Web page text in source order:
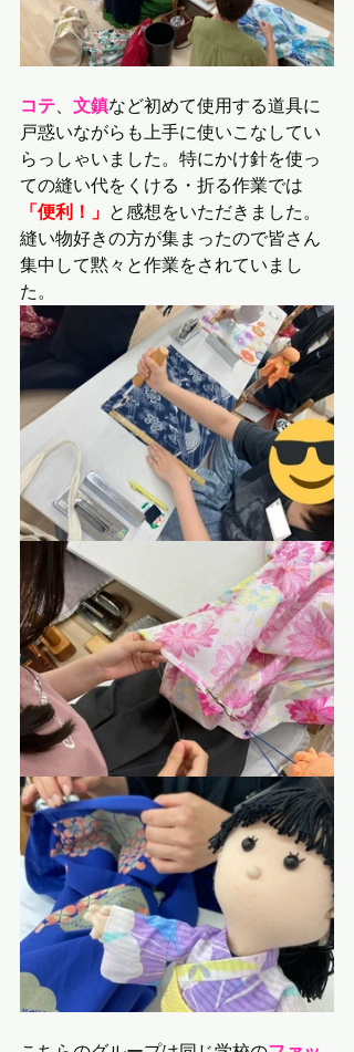
コテ 文鎮など初めて使用する道具に
戸惑いながらも上手に使いこなしてい
らっしゃいました。特にかけ針を使っ
ての縫い代をくける・折る作業では
「便利！」
と感想をいただきました。
縫い物好きの方が集まったので皆さん
集中して黙々と作業をされていまし
た。